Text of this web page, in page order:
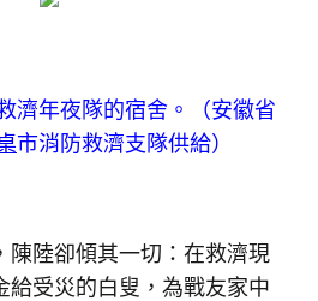
濟年夜隊的宿舍。（安徽省
市消防救濟支隊供給）
陳陸卻傾其一切：在救濟現
給受災的白叟，為戰友家中